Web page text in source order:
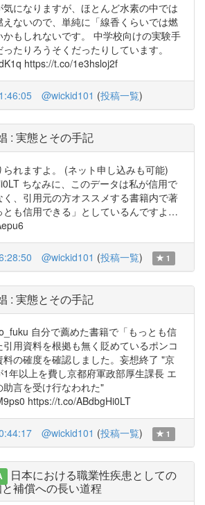
になりますが、ほとんど水素の中では
ないので、単純に「線香くらいでは燃
かもしれないです。 中学校向けの実験手
たりろうそくだったりしています。
https://t.co/1e3hsloj2f
@wickid101 (投稿一覧)
: 実態とその手記
れますよ。 (ネット申し込みも可能)
ちなみに、このデータは私が信用で
く、引用元の方オススメする書籍内で著
とも信用できる」としているんですよ…
@wickid101 (投稿一覧) 1
: 実態とその手記
自分で薦めた書籍で「もっとも信
用資料を根拠も無く貶めているポンコ
の確度を確認しました。妄想終了 "京
年以上を費し京都府軍政部厚生課長 エ
助言を受け行なわれた"
https://t.co/ABdbgHi0LT
@wickid101 (投稿一覧) 1
日本における職業性疾患としての
補償への長い道程